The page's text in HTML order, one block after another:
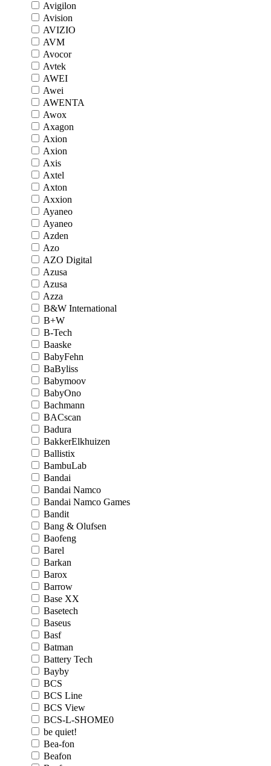
Avigilon
Avision
AVIZIO
AVM
Avocor
Avtek
AWEI
Awei
AWENTA
Awox
Axagon
Axion
Axion
Axis
Axtel
Axton
Axxion
Ayaneo
Ayaneo
Azden
Azo
AZO Digital
Azusa
Azusa
Azza
B&W International
B+W
B-Tech
Baaske
BabyFehn
BaByliss
Babymoov
BabyOno
Bachmann
BACscan
Badura
BakkerElkhuizen
Ballistix
BambuLab
Bandai
Bandai Namco
Bandai Namco Games
Bandit
Bang & Olufsen
Baofeng
Barel
Barkan
Barox
Barrow
Base XX
Basetech
Baseus
Basf
Batman
Battery Tech
Bayby
BCS
BCS Line
BCS View
BCS-L-SHOME0
be quiet!
Bea-fon
Beafon